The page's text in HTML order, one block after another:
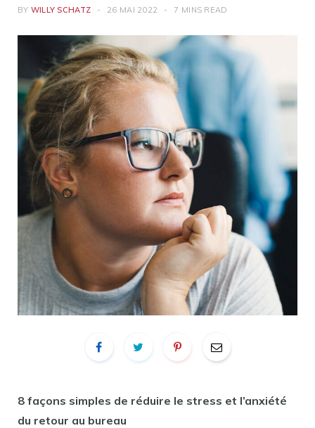
BY WILLY SCHATZ 26 MAI 2022 7 MINS READ
8 façons simples de réduire le stress et l’anxiété
du retour au bureau